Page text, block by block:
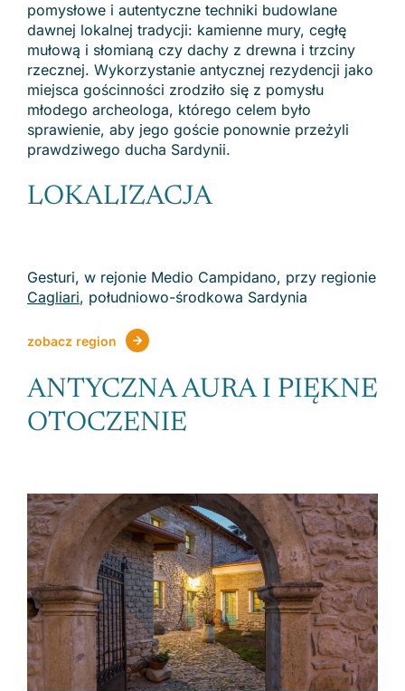
pomysłowe i autentyczne techniki budowlane
dawnej lokalnej tradycji: kamienne mury, cegłę
mułową i słomianą czy dachy z drewna i trzciny
rzecznej. Wykorzystanie antycznej rezydencji jako
miejsca gościnności zrodziło się z pomysłu
młodego archeologa, którego celem było
sprawienie, aby jego goście ponownie przeżyli
prawdziwego ducha Sardynii.
LOKALIZACJA
Gesturi, w rejonie Medio Campidano, przy regionie
Cagliari, południowo-środkowa Sardynia
zobacz region
ANTYCZNA AURA I PIĘKNE
OTOCZENIE